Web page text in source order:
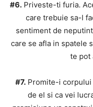
#6. Priveste-ti furia.
care trebuie sa-l
sentiment de
care se afla in spatele
te pot
#7.Promite-i corpului
de el si ca vei